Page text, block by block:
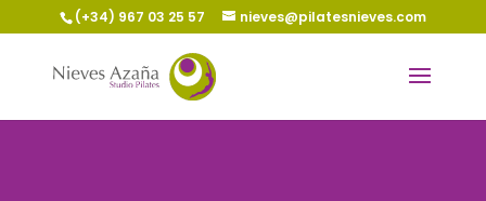
(+34) 967 03 25 57 nieves@pilatesnieves.com